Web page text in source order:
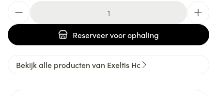
Reserveervoor ophaling
Bekijk alle producten van Exeltis Hc